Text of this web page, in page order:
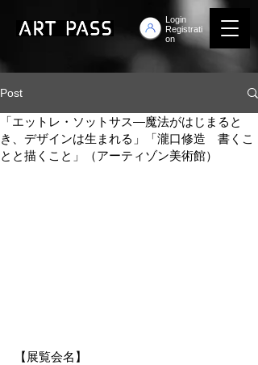
Login
Registrati
on
Post
「エットレ・ソットサス―魔法がはじまると
き、デザインは生まれる」「瀧口修造 書くこ
とと描くこと」（アーティゾン美術館）
【展覧会名】